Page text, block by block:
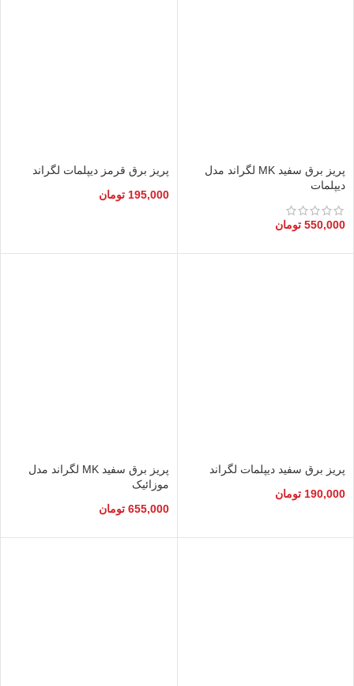
پریز برق سفید MK لگراند مدل
دیپلمات
550,000 تومان
پریز برق قرمز دیپلمات لگراند
195,000 تومان
پریز برق سفید دیپلمات لگراند
190,000 تومان
پریز برق سفید MK لگراند مدل
موزائیک
655,000 تومان